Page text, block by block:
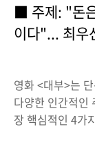
■ 주제: "돈
이다"... 최우
영화 <대부>는
다양한 인간적인
장 핵심적인 4가